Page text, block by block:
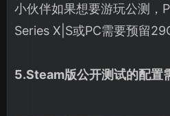
小伙伴如果想要游玩公测
Series X|S或PC需要预留
5.Steam版公开测试的配置